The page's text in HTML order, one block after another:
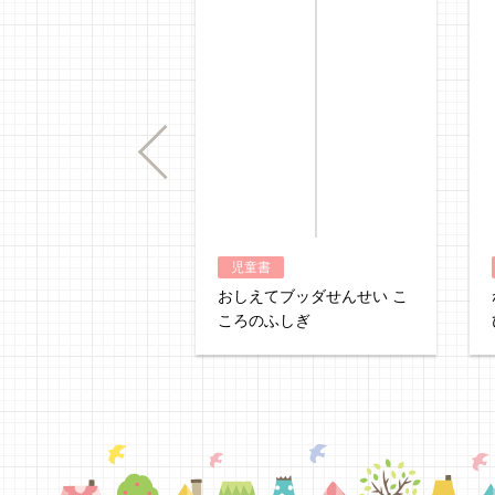
Previous
児童書
おしえてブッダせんせい こ
ころのふしぎ